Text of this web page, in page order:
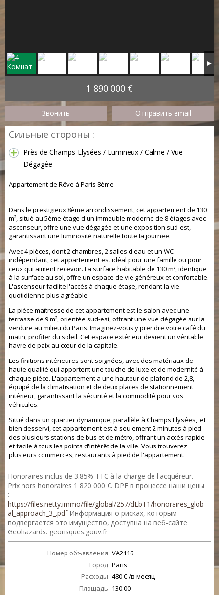
1 890 000 €
Звонить Отправить email
Сильные стороны :
Près de Champs-Elysées / Lumineux / Calme / Vue
Dégagée
Appartement de Rêve à Paris 8ème
Dans le prestigieux 8ème arrondissement, cet appartement de 130
m², situé au 5ème étage d'un immeuble moderne de 8 étages avec
ascenseur, offre une vue dégagée et une exposition sud-est,
garantissant une luminosité naturelle toute la journée.
Avec 4 pièces, dont 2 chambres, 2 salles d'eau et un WC
indépendant, cet appartement est idéal pour une famille ou pour
ceux qui aiment recevoir. La surface habitable de 130 m², identique
à la surface au sol, offre un espace de vie généreux et confortable.
L'ascenseur facilite l'accès à chaque étage, rendant la vie
quotidienne plus agréable.
La pièce maîtresse de cet appartement est le salon avec une
terrasse de 9 m², orientée sud-est, offrant une vue dégagée sur la
verdure au milieu du Paris. Imaginez-vous y prendre votre café du
matin, profiter du soleil. Cet espace extérieur devient un véritable
havre de paix au cœur de la capitale.
Les finitions intérieures sont soignées, avec des matériaux de
haute qualité qui apportent une touche de luxe et de modernité à
chaque pièce. L'appartement a une hauteur de plafond de 2,8,
équipé de la climatisation et de deux places de stationnement
intérieur, garantissant la sécurité et la commodité pour vos
véhicules.
Situé dans un quartier dynamique, parallèle à Champs Elysées, et
bien desservi, cet appartement est à seulement 2 minutes à pied
des plusieurs stations de bus et de métro, offrant un accès rapide
et facile à tous les points d'intérêt de la ville. Vous trouverez
plusieurs commerces, restaurants à pied de l'appartement.
Honoraires inclus de 3.85% TTC à la charge de l'acquéreur.
Prix hors honoraires 1 820 000 €. DPE в процессе наши цены
:
https://files.netty.immo/file/global/257/dEbT1/honoraires_glob
al_approach_3_.pdfИнформация о рисках, которым
подвергается это имущество, доступна на веб-сайте
Geohazards: georisques.gouv.fr
Номер объявления VA2116
Город Paris
Расходы 480 € /в месяц
Площадь 130.00